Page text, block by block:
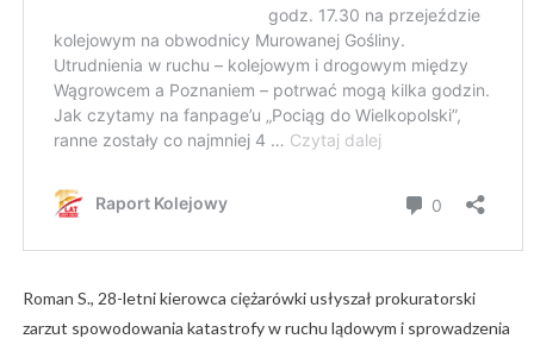
Roman S., 28-letni kierowca ciężarówki usłyszał prokuratorski
zarzut spowodowania katastrofy w ruchu lądowym i sprowadzenia